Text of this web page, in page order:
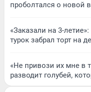
проболтался о новой
«Заказали на 3-
турок забрал торт на
«Не привози их мне в
разводит голубей,